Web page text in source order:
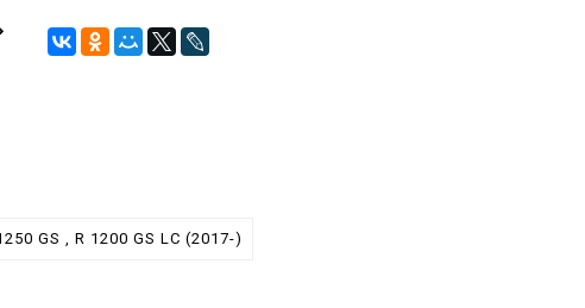
GS , R 1200 GS LC (2017-)